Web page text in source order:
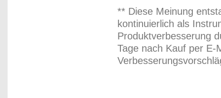
** Diese Meinung
kontinuierlich als
Produktverbesserung
Tage nach Kauf per E-